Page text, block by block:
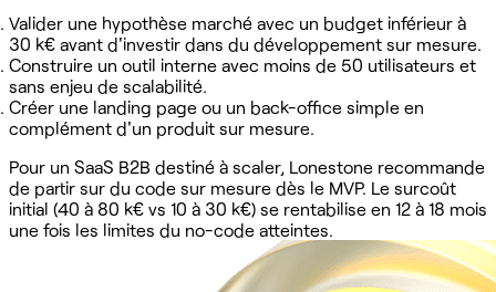
Valider une hypothèse marché avec un budget inférieur à
30 k€ avant d'investir dans du développement sur mesure.
Construire un outil interne avec moins de 50 utilisateurs et
sans enjeu de scalabilité.
Créer une landing page ou un back-office simple en
complément d'un produit sur mesure.
Pour un SaaS B2B destiné à scaler, Lonestone recommande
de partir sur du code sur mesure dès le MVP. Le surcoût
initial (40 à 80 k€ vs 10 à 30 k€) se rentabilise en 12 à 18 mois
une fois les limites du no-code atteintes.